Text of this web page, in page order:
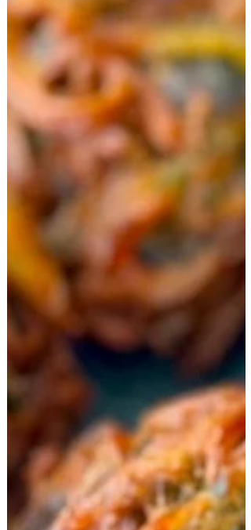
sesamo Para el aderezo: Mostaza 1 cdta,
dientes de ajo 1 u, salsa inglesa 1 cdta, ju